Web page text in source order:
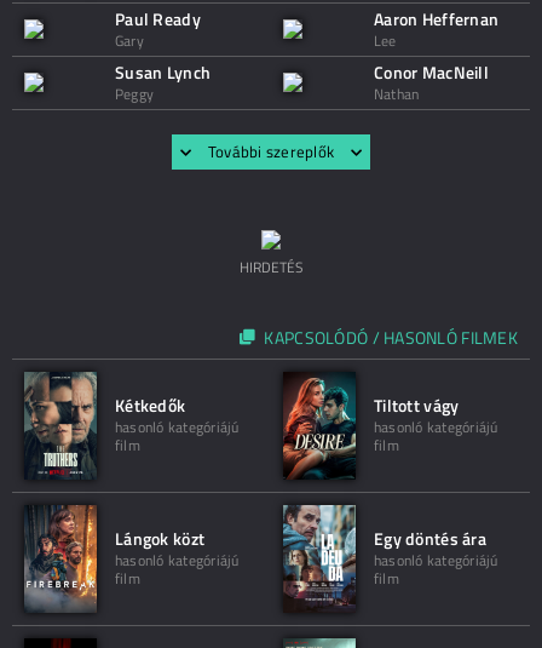
Paul Ready
Gary
Aaron Heffernan
Lee
Susan Lynch
Peggy
Conor MacNeill
Nathan
További szereplők
HIRDETÉS
KAPCSOLÓDÓ / HASONLÓ FILMEK
Kétkedők
hasonló kategóriájú
film
Tiltott vágy
hasonló kategóriájú
film
Lángok közt
hasonló kategóriájú
film
Egy döntés ára
hasonló kategóriájú
film